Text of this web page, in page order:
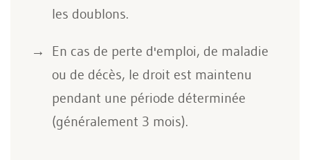
les doublons.
En cas de perte d'emploi, de maladie
ou de décès, le droit est maintenu
pendant une période déterminée
(généralement 3 mois).